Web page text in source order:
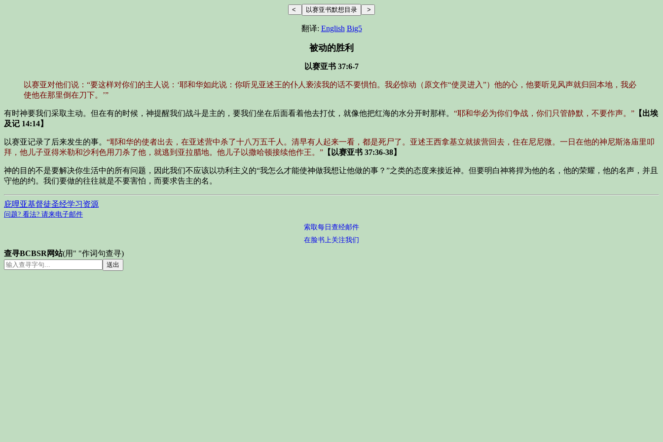
翻译: English Big5
被动的胜利
以赛亚书 37:6-7
以赛亚对他们说：“要这样对你们的主人说：‘耶和华如此说：你听见亚述王的仆人亵渎我的话不要惧怕。我必惊动（原文作“使灵进入”）他的心，他要听见风声就归回本地，我必
使他在那里倒在刀下。’”
有时神要我们采取主动。但在有的时候，神提醒我们战斗是主的，要我们坐在后面看着他去打仗，就像他把红海的水分开时那样。 “耶和华必为你们争战，你们只管静默，不要作声。” 【出埃
及记 14:14】
以赛亚记录了后来发生的事。 “耶和华的使者出去，在亚述营中杀了十八万五千人。清早有人起来一看，都是死尸了。亚述王西拿基立就拔营回去，住在尼尼微。一日在他的神尼斯洛庙里叩
拜，他儿子亚得米勒和沙利色用刀杀了他，就逃到亚拉腊地。他儿子以撒哈顿接续他作王。” 【以赛亚书 37:36-38】
神的目的不是要解决你生活中的所有问题，因此我们不应该以功利主义的“我怎么才能使神做我想让他做的事？”之类的态度来接近神。但要明白神将捍为他的名，他的荣耀，他的名声，并且
守他的约。我们要做的往往就是不要害怕，而要求告主的名。
庇哩亚基督徒圣经学习资源
问题? 看法? 请来电子邮件
索取每日查经邮件
在脸书上关注我们
查寻BCBSR网站(用" "作词句查寻)